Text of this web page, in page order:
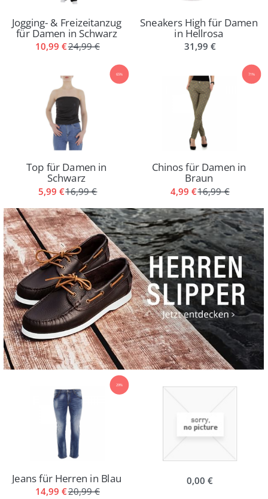
65%
Top für Damen in
Schwarz
5,99 €16,99 €
71%
Chinos für Damen in
Braun
4,99 €16,99 €
Jogging- & Freizeitanzug
für Damen in Schwarz
10,99 €24,99 €
Sneakers High für Damen
in Hellrosa
31,99 €
29%
Jeans für Herren in Blau
14,99 €20,99 €
0,00 €